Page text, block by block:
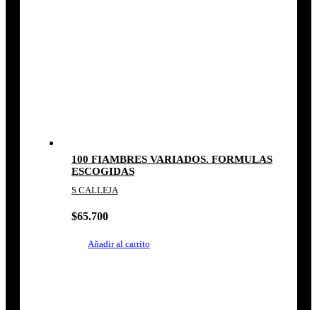
100 FIAMBRES VARIADOS. FORMULAS
ESCOGIDAS
S CALLEJA
$65.700
Añadir al carrito